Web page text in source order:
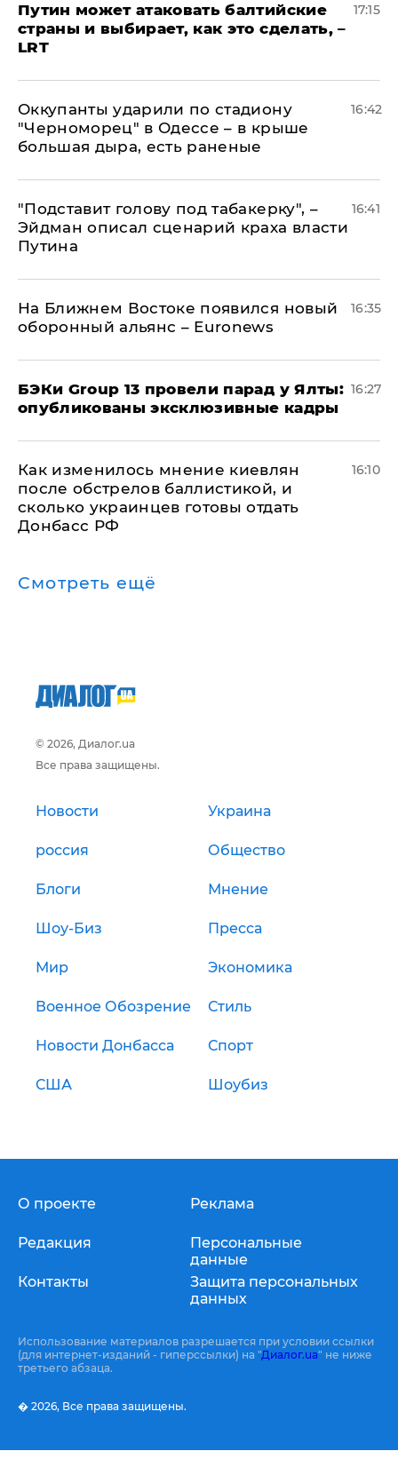
Путин может атаковать балтийские
страны и выбирает, как это сделать, –
LRT
17:15
Оккупанты ударили по стадиону
"Черноморец" в Одессе – в крыше
большая дыра, есть раненые
16:42
​"Подставит голову под табакерку", –
Эйдман описал сценарий краха власти
Путина
16:41
На Ближнем Востоке появился новый
оборонный альянс – Euronews
16:35
​БЭКи Group 13 провели парад у Ялты:
опубликованы эксклюзивные кадры
16:27
Как изменилось мнение киевлян
после обстрелов баллистикой, и
сколько украинцев готовы отдать
Донбасс РФ
16:10
Смотреть ещё
© 2026, Диалог.ua
Все права защищены.
Новости Украина
россия Общество
Блоги Мнение
Шоу-Биз Пресса
Мир Экономика
Военное Обозрение Стиль
Новости Донбасса Спорт
США Шоубиз
О проекте
Редакция
Контакты
Реклама
Персональные
данные
Защита персональных
данных
Использование материалов разрешается при условии ссылки
(для интернет-изданий - гиперссылки) на "Диалог.ua" не ниже
третьего абзаца.
� 2026, Все права защищены.